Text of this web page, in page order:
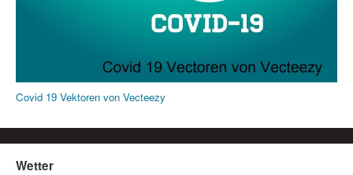
Covid 19 Vektoren von Vecteezy
Wetter